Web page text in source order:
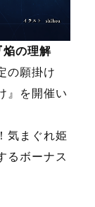
焔の理解
の願掛け
』を開催い
気まぐれ姫
るボーナス